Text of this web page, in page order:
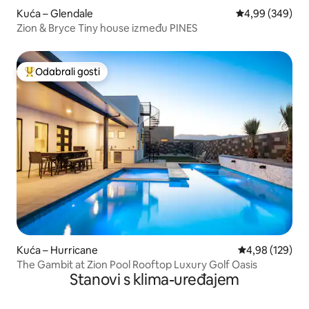
Kuća – Glendale Prosječna
4,99 (349)
Zion & Bryce Tiny house između PINES
Među najviše rangiranima s oznakom „Odabrali gosti”
Odabrali gosti
Kuća – Hurricane Prosječna
4,98 (129)
The Gambit at Zion Pool Rooftop Luxury Golf Oasis
Stanovi s klima-uređajem